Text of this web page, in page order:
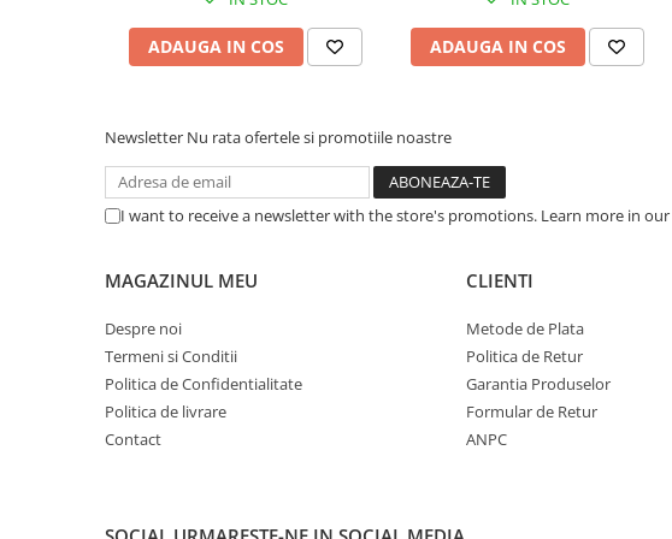
Display & signage
Ecrane Digital Signage
Ecrane Touchscreen Digital Signage
Proiectoare Business
Componente
Plăci de baza
Plăci de Bază Amd
Plăci de Bază Intel
ADAUGA IN COS ADAUGA IN COS
Newsletter Nu rata ofertele si promotiile noastre
I want to receive a newsletter with the store's promotions. Learn more in our
MAGAZINUL MEU
Despre noi
Termeni si Conditii
Politica de Confidentialitate
Politica de livrare
Contact
CLIENTI
Metode de Plata
Politica de Retur
Garantia Produselor
Formular de Retur
ANPC